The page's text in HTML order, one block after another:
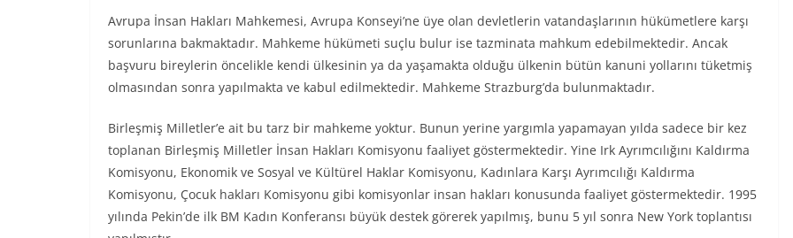
Avrupa İnsan Hakları Mahkemesi, Avrupa Konseyi’ne üye olan devletlerin vatandaşlarının hükümetlere karşı
sorunlarına bakmaktadır. Mahkeme hükümeti suçlu bulur ise tazminata mahkum edebilmektedir. Ancak
başvuru bireylerin öncelikle kendi ülkesinin ya da yaşamakta olduğu ülkenin bütün kanuni yollarını tüketmiş
olmasından sonra yapılmakta ve kabul edilmektedir. Mahkeme Strazburg’da bulunmaktadır.
Birleşmiş Milletler’e ait bu tarz bir mahkeme yoktur. Bunun yerine yargımla yapamayan yılda sadece bir kez
toplanan Birleşmiş Milletler İnsan Hakları Komisyonu faaliyet göstermektedir. Yine Irk Ayrımcılığını Kaldırma
Komisyonu, Ekonomik ve Sosyal ve Kültürel Haklar Komisyonu, Kadınlara Karşı Ayrımcılığı Kaldırma
Komisyonu, Çocuk hakları Komisyonu gibi komisyonlar insan hakları konusunda faaliyet göstermektedir. 1995
yılında Pekin’de ilk BM Kadın Konferansı büyük destek görerek yapılmış, bunu 5 yıl sonra New York toplantısı